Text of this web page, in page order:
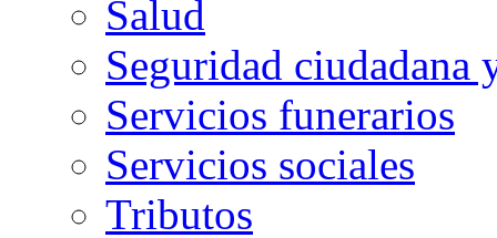
Salud
Seguridad ciudadana
Servicios funerarios
Servicios sociales
Tributos